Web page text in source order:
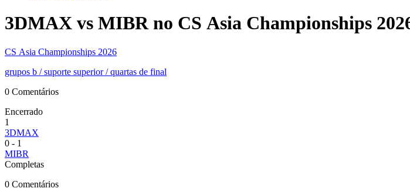
3DMAX vs MIBR no CS Asia Championships
CS Asia Championships 2026
grupos b / suporte superior/ quartas de final
0 Comentários
Encerrado
1
3DMAX
0 - 1
MIBR
Completas
0 Comentários